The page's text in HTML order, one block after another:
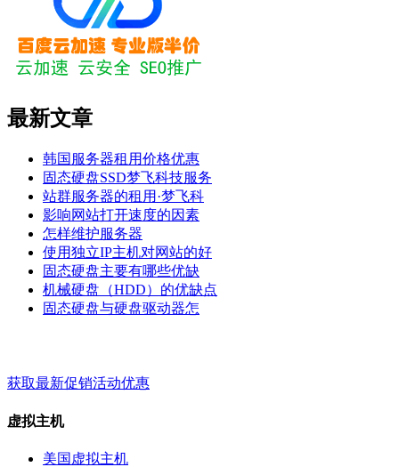
最新文章
韩国服务器租用价格优惠
固态硬盘SSD梦飞科技服务
站群服务器的租用·梦飞科
影响网站打开速度的因素
怎样维护服务器
使用独立IP主机对网站的好
固态硬盘主要有哪些优缺
机械硬盘（HDD）的优缺点
固态硬盘与硬盘驱动器怎
获取最新促销活动优惠
虚拟主机
美国虚拟主机